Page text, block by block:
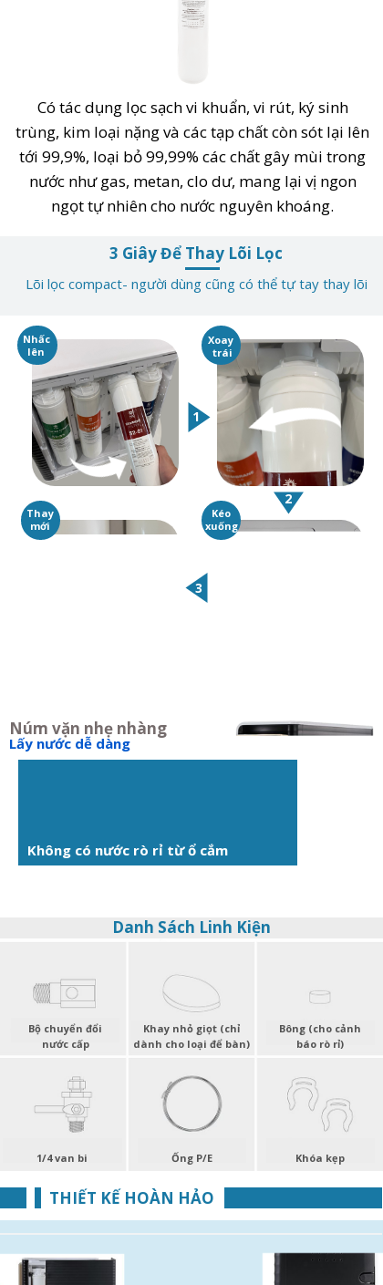
Có tác dụng lọc sạch vi khuẩn, vi rút, ký sinh
trùng, kim loại nặng và các tạp chất còn sót lại lên
tới 99,9%, loại bỏ 99,99% các chất gây mùi trong
nước như gas, metan, clo dư, mang lại vị ngon
ngọt tự nhiên cho nước nguyên khoáng.
3 Giây Để Thay Lõi Lọc
Lõi lọc compact- người dùng cũng có thể tự tay thay lõi
1
2
3
Nhấc
lên
Xoay
trái
Thay
mới
Kéo
xuống
Núm vặn nhẹ nhàng
Lấy nước dễ dàng
Không có nước rò rỉ từ ổ cắm
Bộ chuyển đổi
nước cấp
Khay nhỏ giọt (chỉ
dành cho loại để bàn)
Bông (cho cảnh
báo rò rỉ)
1/4 van bi Ống P/E Khóa kẹp
Danh Sách Linh Kiện
THIẾT KẾ HOÀN HẢO